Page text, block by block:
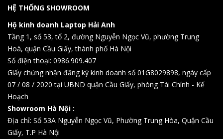
HỆ THỐNG SHOWROOM
Hộ kinh doanh Laptop Hải Anh
Tầng 1, số 53, tổ 2, đường Nguyễn Ngọc Vũ, phường Trung
Hoà, quận Cầu Giấy, thành phố Hà Nội
Số điện thoại: 0986.909.407
Giấy chứng nhận đăng ký kinh doanh số 01G8029898, ngày cấp
07 / 08 / 2020 tại UBND quận Cầu Giấy, phòng Tài Chính - Kế
Hoạch
Showroom Hà Nội :
Địa chỉ: Số 53A Nguyễn Ngọc Vũ, Phường Trung Hòa, Quận Cầu
Giấy, T.P Hà Nội